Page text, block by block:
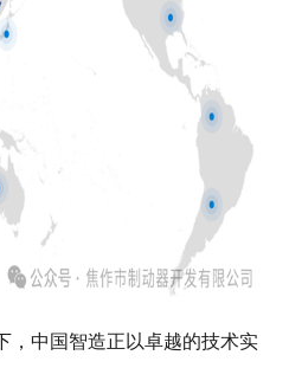
，中国智造正以卓越的技术实